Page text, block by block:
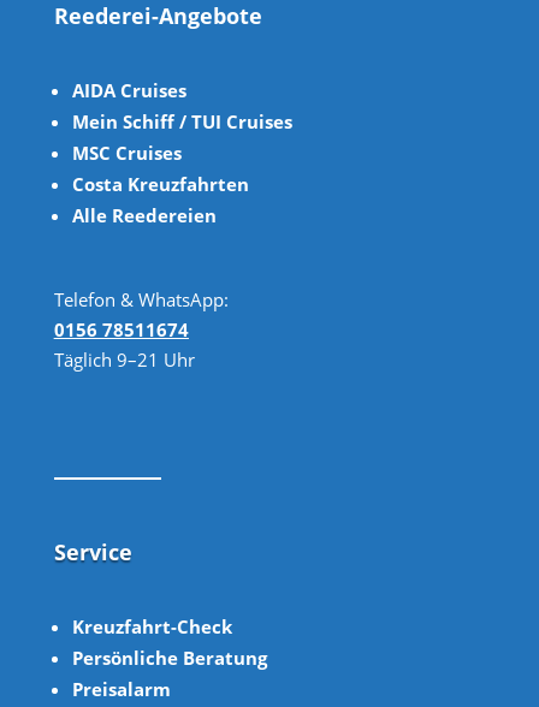
Reederei-Angebote
AIDA Cruises
Mein Schiff / TUI Cruises
MSC Cruises
Costa Kreuzfahrten
Alle Reedereien
Telefon & WhatsApp:
0156 78511674
Täglich 9–21 Uhr
Service
Kreuzfahrt-Check
Persönliche Beratung
Preisalarm